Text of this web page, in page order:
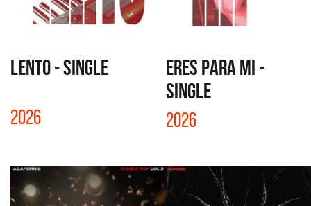
LENTO - SINGLE
2026
ERES PARA MI -
SINGLE
2026